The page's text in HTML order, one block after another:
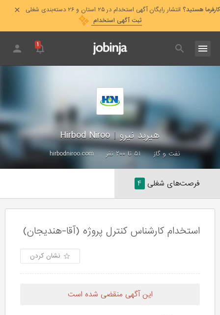
کارفرما هستید؟ انتشار رایگان آگهی استخدام در ۲۵ استان و ۲۶ دسته‌بندی شغلی
ثبت آگهی استخدام
۱
هیربد نیرو|
Hirbod Niroo
نفت و گاز ۵۱ تا ۲۰۰ نفر hirbodniroo.com
فرصت‌های شغلی ۴
استخدام کارشناس کنترل پروژه (آقا-هندیجان)
نشان کردن
این آگهی منقضی شده است